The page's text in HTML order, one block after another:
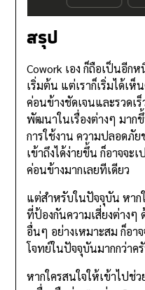
สรุป
Cowork เอง ก็ถือเป็นอีก
เริ่มต้น แต่เราก็เริ่มได้เห็
ค่อนข้างชัดเจนและรวดเ
พัฒนาในเรื่องต่างๆ มาก
การใช้งาน ความปลอดภั
เข้าถึงได้ง่ายขึ้น ก็อาจจะ
ค่อนข้างมากเลยทีเดียว
แต่สำหรับในปัจจุบัน หาก
ที่ป้องกันความเสี่ยงต่างๆ
อื่นๆ อย่างเหมาะสม ก็อา
โจทย์ในปัจจุบันมากกว่าค
หากใครสนใจให้เข้าไปช่